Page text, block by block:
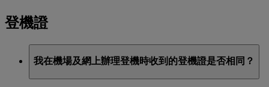
登機證
我在機場及網上辦理登機時收到的登機證是否相同？